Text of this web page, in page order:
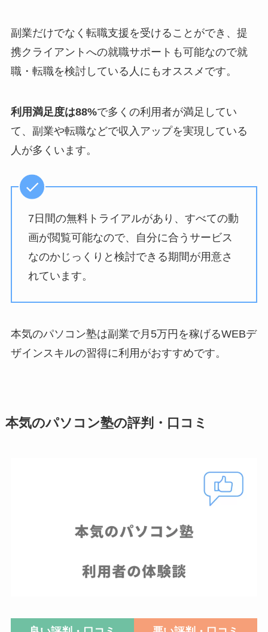
副業だけでなく転職支援を受けることができ、提
携クライアントへの就職サポートも可能なので就
職・転職を検討している人にもオススメです。
利用満足度は88%で多くの利用者が満足してい
て、副業や転職などで収入アップを実現している
人が多くいます。
7日間の無料トライアルがあり、すべての動
画が閲覧可能なので、自分に合うサービス
なのかじっくりと検討できる期間が用意さ
れています。
本気のパソコン塾は副業で月5万円を稼げるWEBデ
ザインスキルの習得に利用がおすすめです。
本気のパソコン塾の評判・口コミ